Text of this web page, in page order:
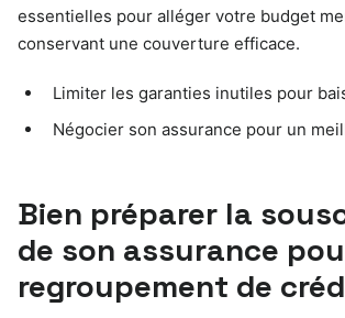
essentielles pour alléger votre budget
conservant une couverture efficace.
Limiter les garanties inutiles pour
Négocier son assurance pour un
Bien préparer la
de son assurance
regroupement de